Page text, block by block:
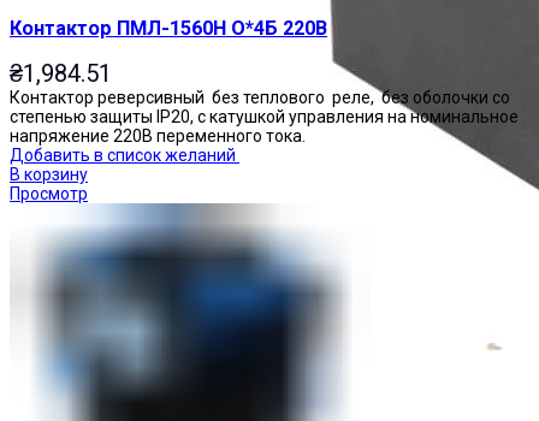
Контактор ПМЛ-1560Н О*4Б 220В
₴1,984.51
Контактор реверсивный без теплового реле, без оболочки со
степенью защиты IP20, с катушкой управления на номинальное
напряжение 220В переменного тока.
Добавить в список желаний
В корзину
Просмотр